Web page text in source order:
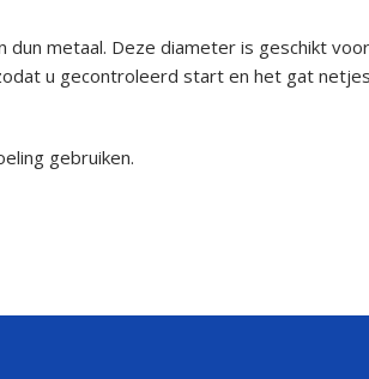
metaal. Deze diameter is geschikt
u gecontroleerd start en het gat
gebruiken.